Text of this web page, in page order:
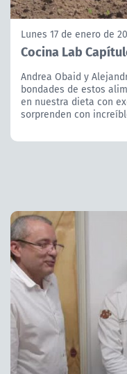
Lunes 17 de enero de
Cocina Lab
Andrea Obaid y
bondades de estos
en nuestra dieta con
sorprenden con